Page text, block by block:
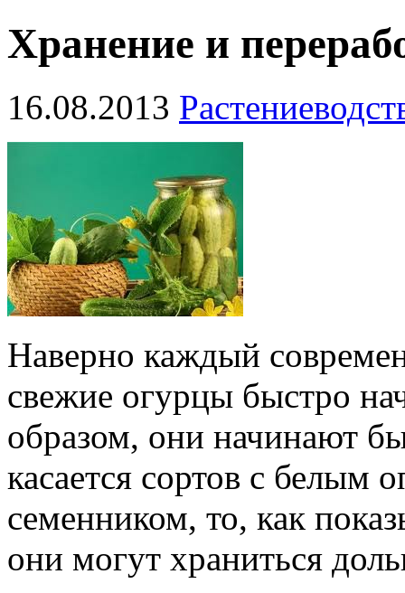
Хранение и
16.08.2013
Наверно каждый
свежие огурцы быстро
образом, они начинают
касается сортов с
семенником, то, как
они могут храниться